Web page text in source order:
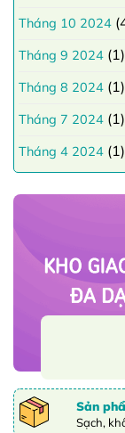
Tháng 10 2024
Tháng 9 2024 (1)
Tháng 8 2024 (1)
Tháng 7 2024 (1)
Tháng 4 2024 (1)
Sản
Sạch,